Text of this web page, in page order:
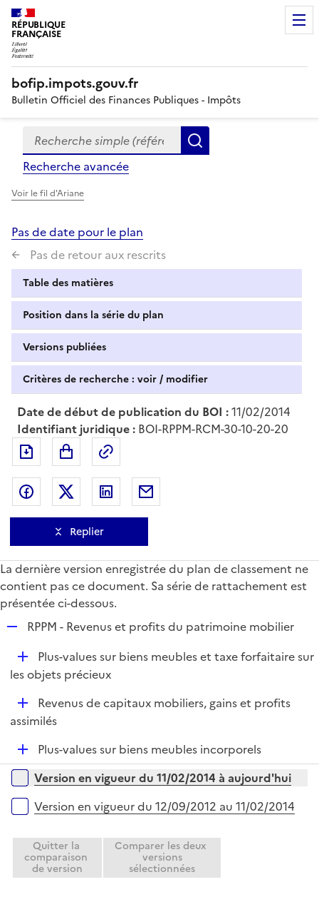
RÉPUBLIQUE
FRANÇAISE
bofip.impots.gouv.fr
Bulletin Officiel des Finances Publiques - Impôts
Formulaire
de
recherche
Recherche simple (références, mots clés, partie du
Recherche avancée
Voir le fil d'Ariane
Pas de date pour le plan
Pas de retour aux rescrits
Table des matières
Position dans la série du plan
Versions publiées
Critères de recherche : voir / modifier
Date de début de publication du BOI :11/02/2014
Identifiant juridique : BOI-RPPM-RCM-30-10-20-20
Exporter le document au format pdf
Partager sur Facebook
Partager sur Twitter
Partager sur LinkedIn
Replier
La dernière version enregistrée du plan de classement ne
contient pas ce document. Sa série de rattachement est
présentée ci-dessous.
p
l
i
e
r
RPPM - Revenus et profits du patrimoine mobilier
D
é
i
Plus-values sur biens meubles et taxe forfaitaire sur
les objets précieux
D
é
e
r
Revenus de capitaux mobiliers, gains et profits
assimilés
D
é
p
e
r
Plus-values sur biens meubles incorporels
Versions sur la période
Version en vigueur du 11/02/2014 à aujourd'hui
Version en vigueur du 12/09/2012 au 11/02/2014
Quitter la
comparaison
de version
Comparer les deux
versions
sélectionnées